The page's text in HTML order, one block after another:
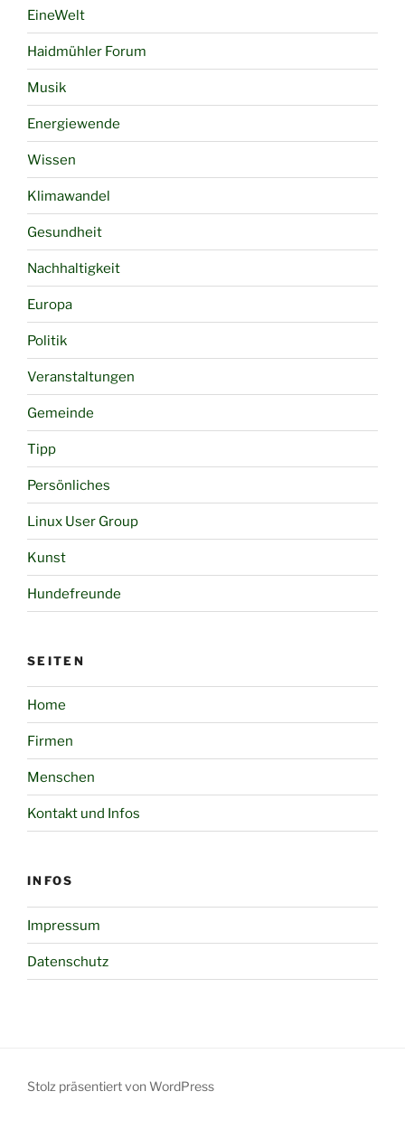
EineWelt
Haidmühler Forum
Musik
Energiewende
Wissen
Klimawandel
Gesundheit
Nachhaltigkeit
Europa
Politik
Veranstaltungen
Gemeinde
Tipp
Persönliches
Linux User Group
Kunst
Hundefreunde
SEITEN
Home
Firmen
Menschen
Kontakt und Infos
INFOS
Impressum
Datenschutz
Stolz präsentiert von WordPress